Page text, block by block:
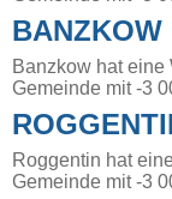
BANZKOW
Banzkow hat eine
Gemeinde mit -3
Roggentin hat
Gemeinde mit -3